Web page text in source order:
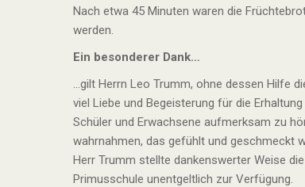
Nach etwa 45 Minuten waren die
werden.
Ein besonderer Dank…
…gilt Herrn Leo Trumm, ohne dessen Hilfe
viel Liebe und Begeisterung für die
Schüler und Erwachsene aufmerksam zu
wahrnahmen, das gefühlt und geschmeckt
Herr Trumm stellte dankenswerter Weise
Primusschule unentgeltlich zur Verfügung.